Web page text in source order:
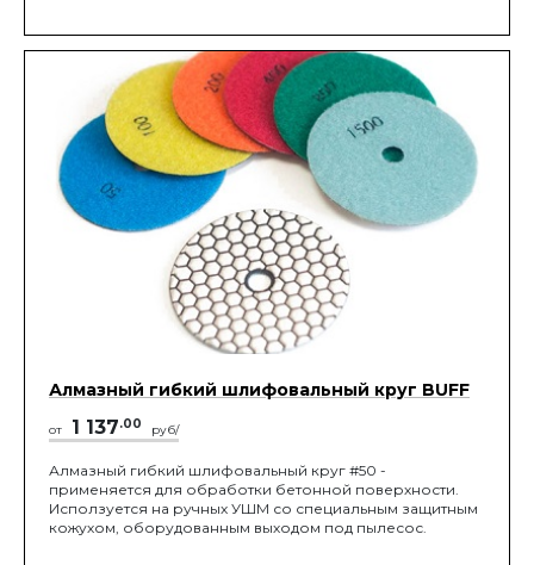
Алмазный гибкий шлифовальный круг BUFF
от 1 137.00 руб/
Алмазный гибкий шлифовальный круг #50 -
применяется для обработки бетонной поверхности.
Исползуется на ручных УШМ со специальным защитным
кожухом, оборудованным выходом под пылесос.